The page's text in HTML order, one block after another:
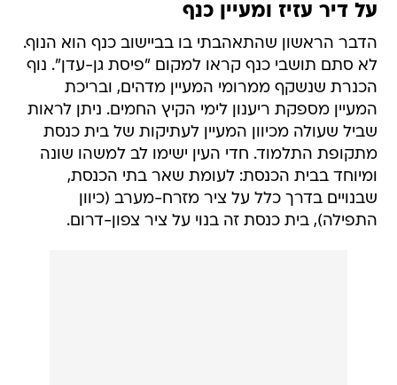
על דיר עזיז ומעיין כנף
הדבר הראשון שהתאהבתי בו בביישוב כנף הוא הנוף.
לא סתם תושבי כנף קראו למקום "פיסת גן-עדן". נוף
הכנרת שנשקף ממרומי המעיין מדהים, ובריכת
המעיין מספקת ריענון לימי הקיץ החמים. ניתן לראות
שביל שעולה מכיוון המעיין לעתיקות של בית כנסת
מתקופת התלמוד. חדי העין ישימו לב למשהו שונה
ומיוחד בבית הכנסת: לעומת שאר בתי הכנסת,
שבנויים בדרך כלל על ציר מזרח-מערב (כיוון
התפילה), בית כנסת זה בנוי על ציר צפון-דרום.